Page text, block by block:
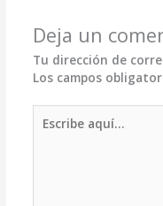
Deja un
Tu dirección de
Los campos
aquí...